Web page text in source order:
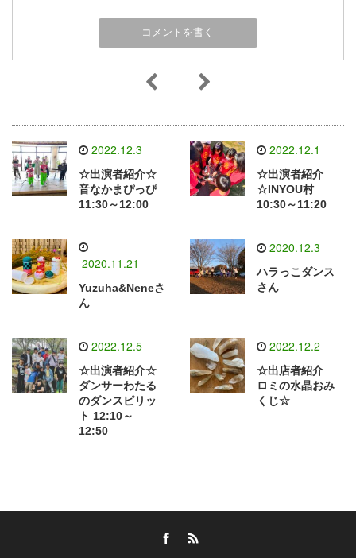
2022.12.3
☆出演者紹介☆
音なかまぴっぴ
11:30～12:00
2022.12.1
☆出演者紹介
☆INYOU村
10:30～11:20
2020.11.21
Yuzuha&Neneさ
ん
2020.12.3
ハラっこダンス
さん
2022.12.5
☆出演者紹介☆
ダンサーわたる
のダンスピリッ
ト 12:10～
12:50
2022.12.2
☆出店者紹介
ロミの水晶おみ
くじ☆